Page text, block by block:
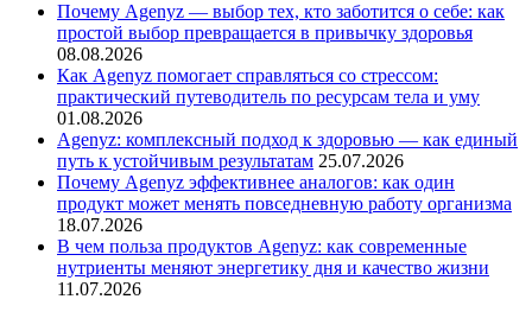
Почему Agenyz — выбор тех, кто заботится о себе: как
простой выбор превращается в привычку здоровья
08.08.2026
Как Agenyz помогает справляться со стрессом:
практический путеводитель по ресурсам тела и уму
01.08.2026
Agenyz: комплексный подход к здоровью — как единый
путь к устойчивым результатам 25.07.2026
Почему Agenyz эффективнее аналогов: как один
продукт может менять повседневную работу организма
18.07.2026
В чем польза продуктов Agenyz: как современные
нутриенты меняют энергетику дня и качество жизни
11.07.2026